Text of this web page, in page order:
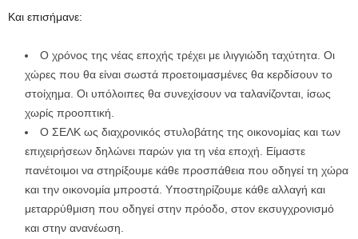
Και επισήμανε:
Ο χρόνος της νέας εποχής τρέχει με ιλιγγιώδη ταχύτητα. Οι
χώρες που θα είναι σωστά προετοιμασμένες θα κερδίσουν το
στοίχημα. Οι υπόλοιπες θα συνεχίσουν να ταλανίζονται, ίσως
χωρίς προοπτική.
Ο ΣΕΛΚ ως διαχρονικός στυλοβάτης της οικονομίας και των
επιχειρήσεων δηλώνει παρών για τη νέα εποχή. Είμαστε
πανέτοιμοι να στηρίξουμε κάθε προσπάθεια που οδηγεί τη χώρα
και την οικονομία μπροστά. Υποστηρίζουμε κάθε αλλαγή και
μεταρρύθμιση που οδηγεί στην πρόοδο, στον εκσυγχρονισμό
και στην ανανέωση.